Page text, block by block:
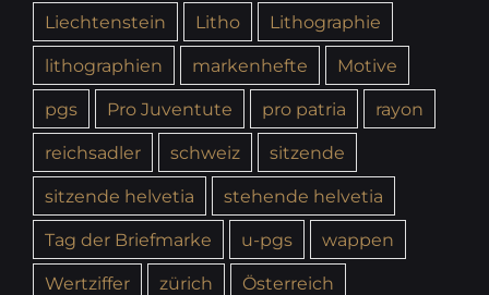
Liechtenstein
Litho
Lithographie
lithographien
markenhefte
Motive
pgs
Pro Juventute pro patria
rayon
reichsadler
schweiz
sitzende
sitzende helvetia
stehende helvetia
Tag der Briefmarke
u-pgs
wappen
Wertziffer
zürich Österreich